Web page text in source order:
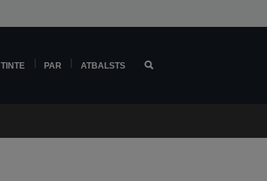
TINTE PAR ATBALSTS